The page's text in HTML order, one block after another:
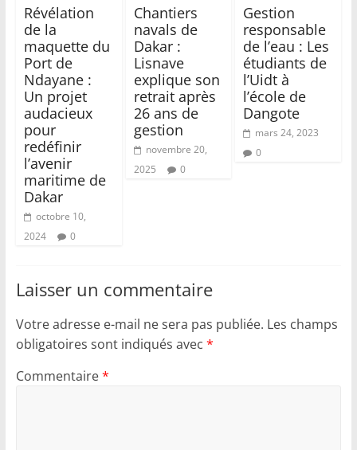
Révélation
de la
maquette du
Port de
Ndayane :
Un projet
audacieux
pour
redéfinir
l’avenir
maritime de
Dakar
octobre 10,
2024
0
Chantiers
navals de
Dakar :
Lisnave
explique son
retrait après
26 ans de
gestion
novembre 20,
2025
0
Gestion
responsable
de l’eau : Les
étudiants de
l’Uidt à
l’école de
Dangote
mars 24, 2023
0
Laisser un commentaire
Votre adresse e-mail ne sera pas publiée. Les champs
obligatoires sont indiqués avec *
Commentaire*